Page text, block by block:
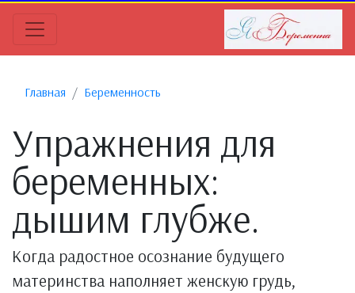
Главная Беременность
Упражнения для
беременных:
дышим глубже.
Когда радостное осознание будущего
материнства наполняет женскую грудь,